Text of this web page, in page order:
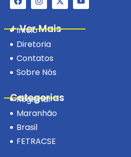
+ Ver Mais
Início
Diretoria
Contatos
Sobre Nós
Categorias
Regional
Maranhão
Brasil
FETRACSE